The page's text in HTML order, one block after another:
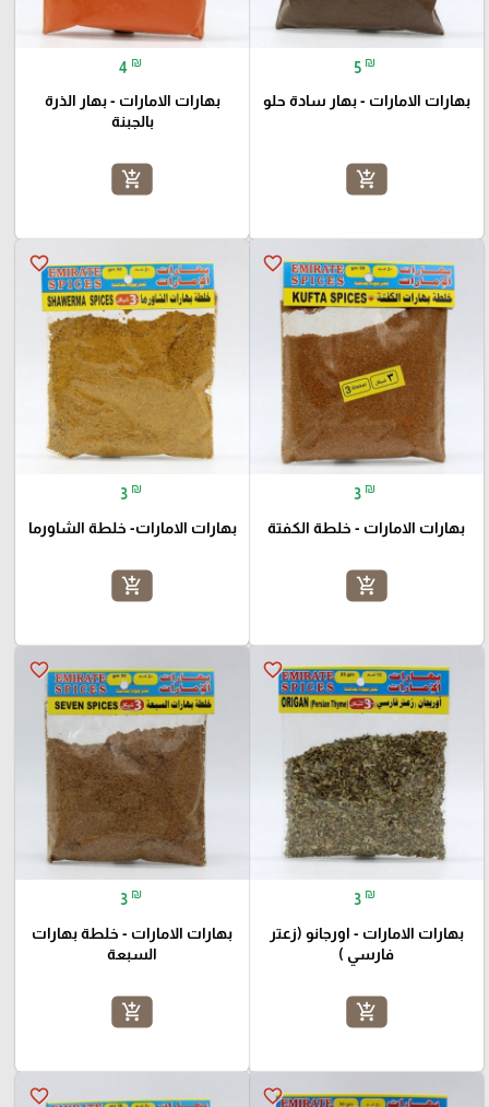
5 ₪
بهارات الامارات - بهار سادة حلو
add_shopping_cart
4 ₪
بهارات الامارات - بهار الذرة
بالجبنة
add_shopping_cart
favorite_border
3 ₪
بهارات الامارات - خلطة الكفتة
add_shopping_cart
favorite_border
3 ₪
بهارات الامارات- خلطة الشاورما
add_shopping_cart
favorite_border
3 ₪
بهارات الامارات - اورجانو (زعتر
فارسي )
add_shopping_cart
favorite_border
3 ₪
بهارات الامارات - خلطة بهارات
السبعة
add_shopping_cart
favorite_border
favorite_border